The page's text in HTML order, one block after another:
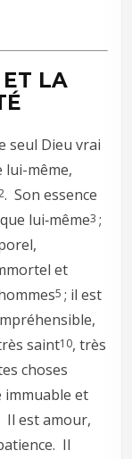
LA
seul Dieu vrai
lui-même,
. Son essence
lui‑même3;
et
5; il est
saint10, très
choses
immuable et
Il est amour,
Il